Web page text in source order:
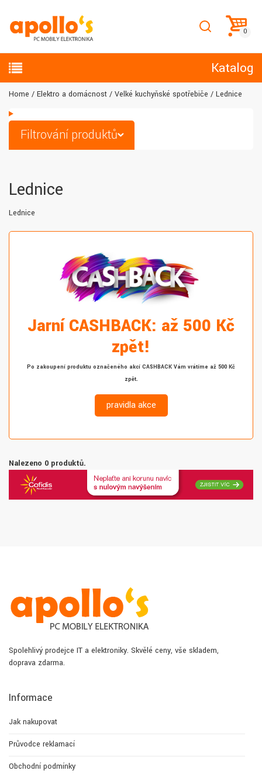
Katalog
Home Elektro a domácnost Velké kuchyňské spotřebiče Lednice
Filtrování produktů
Lednice
Lednice
Jarní CASHBACK: až 500 Kč
zpět!
Po zakoupení produktu označeného akcí CASHBACK Vám vrátíme až 500 Kč
zpět.
pravidla akce
Nalezeno 0 produktů.
Spolehlivý prodejce IT a elektroniky. Skvělé ceny, vše skladem,
doprava zdarma.
Informace
Jak nakupovat
Průvodce reklamací
Obchodní podmínky